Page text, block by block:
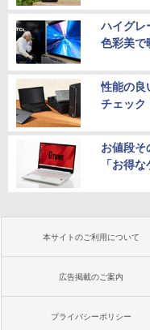
ハイグレ
色彩美で
性能の良
チェック
お値段そ
「お得
本サイトのご利用について
広告掲載のご案内
プライバシーポリシー